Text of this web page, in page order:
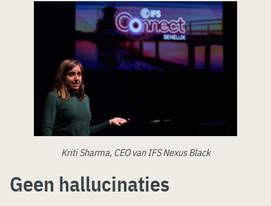
Kriti Sharma, CEO van IFS Nexus Black
Geen hallucinaties